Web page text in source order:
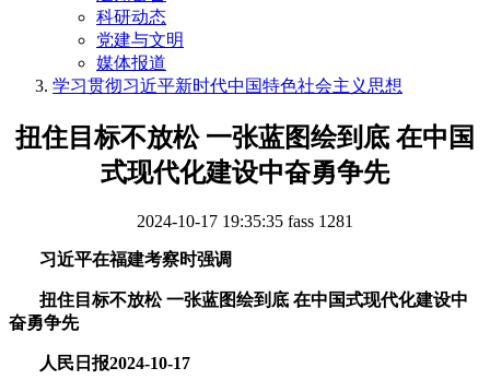
科研动态
党建与文明
媒体报道
学习贯彻习近平新时代中国特色社会主义思想
扭住目标不放松 一张蓝图绘到底 在中国
式现代化建设中奋勇争先
2024-10-17 19:35:35 fass 1281
习近平在福建考察时强调
扭住目标不放松 一张蓝图绘到底 在中国式现代化建设中
奋勇争先
人民日报2024-10-17